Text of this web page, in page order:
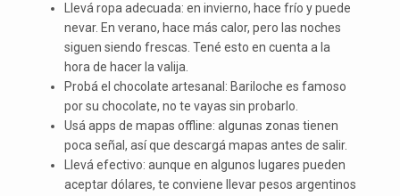
Llevá ropa adecuada: en invierno, hace frío y puede
nevar. En verano, hace más calor, pero las noches
siguen siendo frescas. Tené esto en cuenta a la
hora de hacer la valija.
Probá el chocolate artesanal: Bariloche es famoso
por su chocolate, no te vayas sin probarlo.
Usá apps de mapas offline: algunas zonas tienen
poca señal, así que descargá mapas antes de salir.
Llevá efectivo: aunque en algunos lugares pueden
aceptar dólares, te conviene llevar pesos argentinos